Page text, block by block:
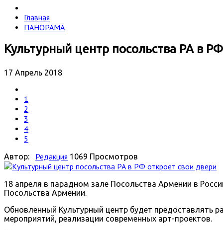
Главная
ПАНОРАМА
Культурный центр посольства РА в
17 Апрель 2018
1
2
3
4
5
Автор: Редакция 1069 Просмотров
18 апреля в парадном зале Посольства Армении в
Посольства Армении.
Обновленный Культурный центр будет предоставлять
мероприятий, реализации современных арт-проектов.